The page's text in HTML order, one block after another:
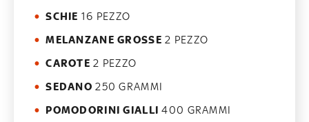
SCHIE 16 PEZZO
MELANZANE GROSSE 2 PEZZO
CAROTE 2 PEZZO
SEDANO 250 GRAMMI
POMODORINI GIALLI 400 GRAMMI